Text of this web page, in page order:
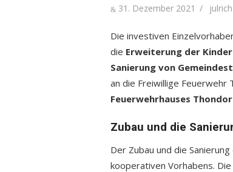
Posted
31. Dezember 2021 Author
julrich
Die investiven
die Erweiterung der
Sanierung von
an die Freiwillige Feuerwehr
Feuerwehrhauses
Zubau und die
Der Zubau und die
kooperativen Vorhabens.